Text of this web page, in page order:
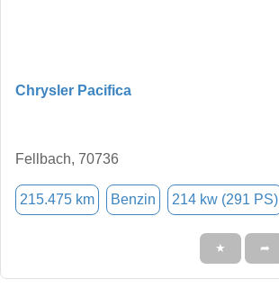
Chrysler Pacifica
Fellbach, 70736
215.475 km Benzin 214 kw (291 PS)
★ ➦